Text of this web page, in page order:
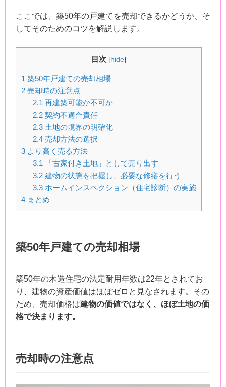
ここでは、築50年の戸建てを売却できるかどうか、そ
してそのためのコツを解説します。
目次 [hide]
1 築50年戸建ての売却相場
2 売却時の注意点
2.1 再建築可能か不可か
2.2契約不適合責任
2.3土地の境界の明確化
2.4売却方法の選択
3 より高く売る方法
3.1 「古家付き土地」として売り出す
3.2建物の状態を把握し、必要な修繕を行う
3.3ホームインスペクション（住宅診断）の実施
4 まとめ
築50年戸建ての売却相場
築50年の木造住宅の法定耐用年数は22年とされてお
り、建物の資産価値はほぼゼロと見なされます。その
ため、売却価格は建物の価値ではなく、ほぼ土地の価
格で決まります。
売却時の注意点